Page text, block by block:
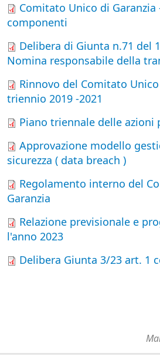
Comitato Unico di Garanzia
componenti
Delibera di Giunta n.71 del
Nomina responsabile della
Rinnovo del Comitato Unico
triennio 2019 -2021
Piano triennale delle azioni
Approvazione modello
sicurezza ( data breach )
Regolamento interno del
Garanzia
Relazione previsionale e
l'anno 2023
Delibera Giunta 3/23 art. 1